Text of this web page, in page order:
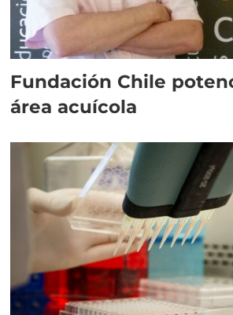
Fundación Chile
área acuícola